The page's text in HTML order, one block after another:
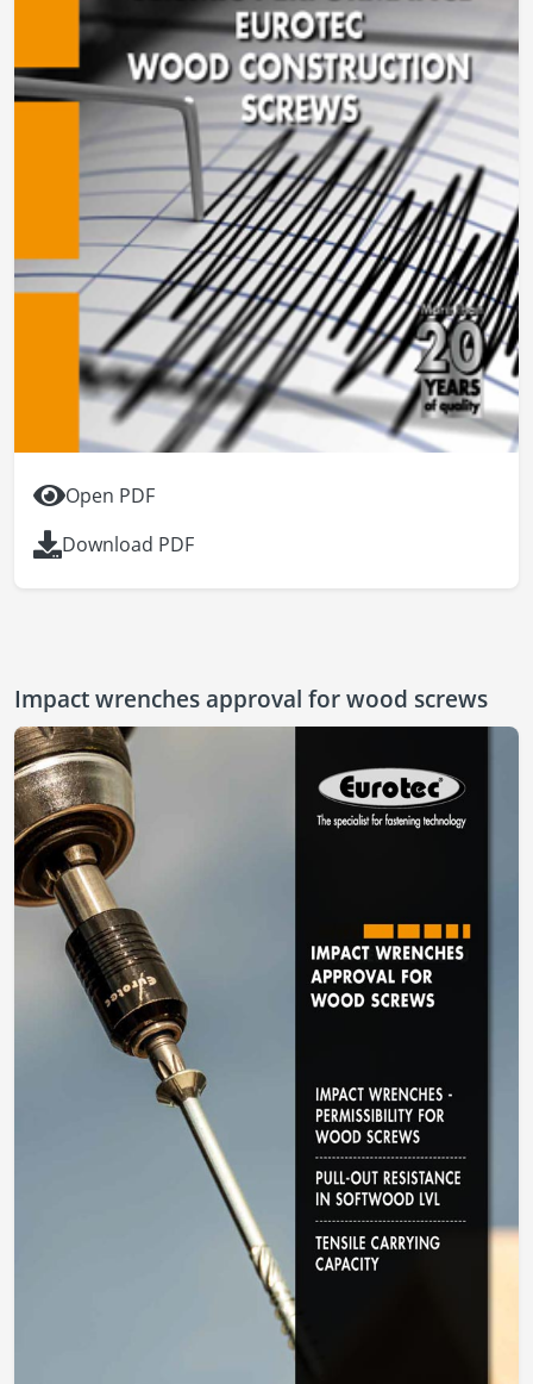
Open PDF
Download PDF
Impact wrenches approval for wood screws